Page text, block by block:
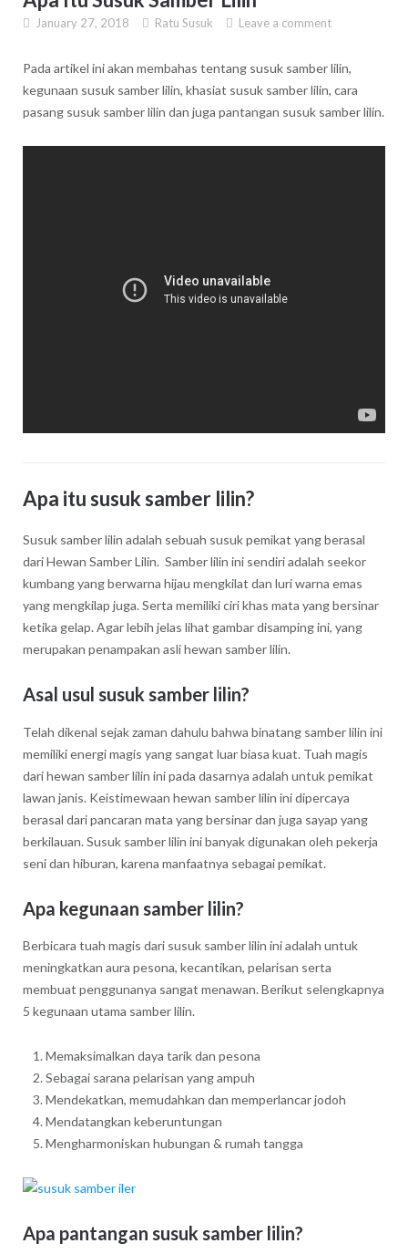
January 27, 2018 Ratu Susuk Leave a comment
Pada artikel ini akan membahas tentang susuk samber lilin,
kegunaan susuk samber lilin, khasiat susuk samber lilin, cara
pasang susuk samber lilin dan juga pantangan susuk samber lilin.
Apa itu susuk samber lilin?
Susuk samber lilin adalah sebuah susuk pemikat yang berasal
dari Hewan Samber Lilin. Samber lilin ini sendiri adalah seekor
kumbang yang berwarna hijau mengkilat dan luri warna emas
yang mengkilap juga. Serta memiliki ciri khas mata yang bersinar
ketika gelap. Agar lebih jelas lihat gambar disamping ini, yang
merupakan penampakan asli hewan samber lilin.
Asal usul susuk samber lilin?
Telah dikenal sejak zaman dahulu bahwa binatang samber lilin ini
memiliki energi magis yang sangat luar biasa kuat. Tuah magis
dari hewan samber lilin ini pada dasarnya adalah untuk pemikat
lawan janis. Keistimewaan hewan samber lilin ini dipercaya
berasal dari pancaran mata yang bersinar dan juga sayap yang
berkilauan. Susuk samber lilin ini banyak digunakan oleh pekerja
seni dan hiburan, karena manfaatnya sebagai pemikat.
Apa kegunaan samber lilin?
Berbicara tuah magis dari susuk samber lilin ini adalah untuk
meningkatkan aura pesona, kecantikan, pelarisan serta
membuat penggunanya sangat menawan. Berikut selengkapnya
5 kegunaan utama samber lilin.
Memaksimalkan daya tarik dan pesona
Sebagai sarana pelarisan yang ampuh
Mendekatkan, memudahkan dan memperlancar jodoh
Mendatangkan keberuntungan
Mengharmoniskan hubungan & rumah tangga
Apa pantangan susuk samber lilin?